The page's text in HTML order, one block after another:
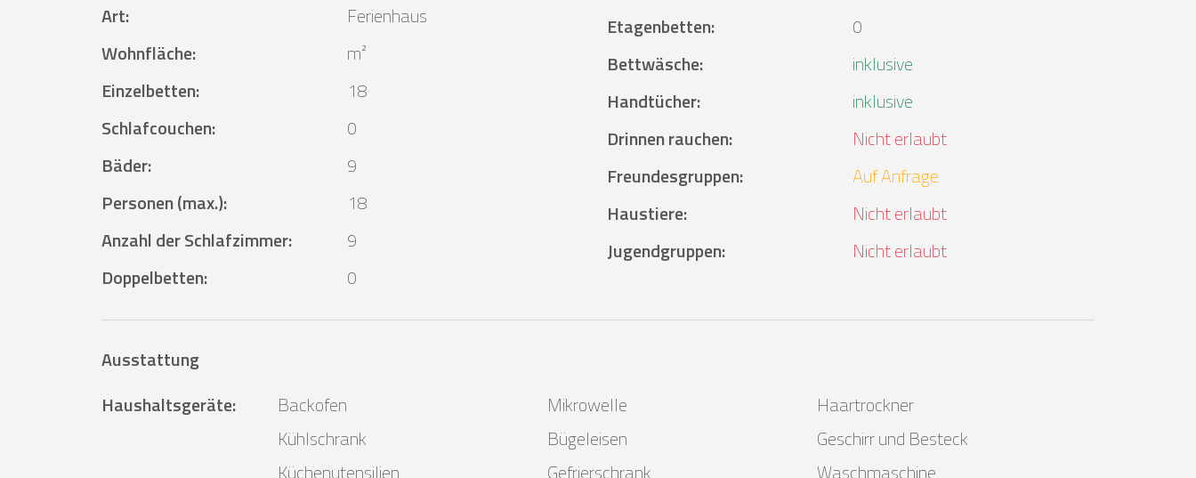
Art:
Ferienhaus
Wohnfläche:
m²
Einzelbetten:
18
Schlafcouchen:
0
Bäder:
9
Personen (max.):
18
Anzahl der Schlafzimmer:
9
Doppelbetten: 0
Etagenbetten:
0
Bettwäsche:
inklusive
Handtücher:
inklusive
Drinnen rauchen:
Nicht erlaubt
Freundesgruppen:
Auf Anfrage
Haustiere:
Nicht erlaubt
Jugendgruppen: Nicht erlaubt
Ausstattung
Haushaltsgeräte: Backofen Mikrowelle
Haartrockner
Kühlschrank
Bügeleisen
Geschirr und Besteck
Küchenutensilien
Gefrierschrank
Waschmaschine